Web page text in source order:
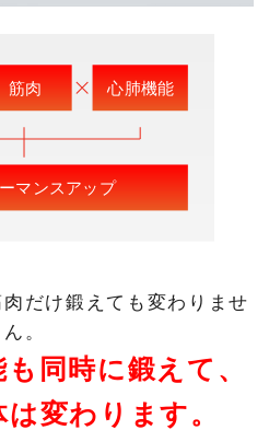
だけ鍛えても変わりませ
ん。
同時に鍛えて、
変わります。